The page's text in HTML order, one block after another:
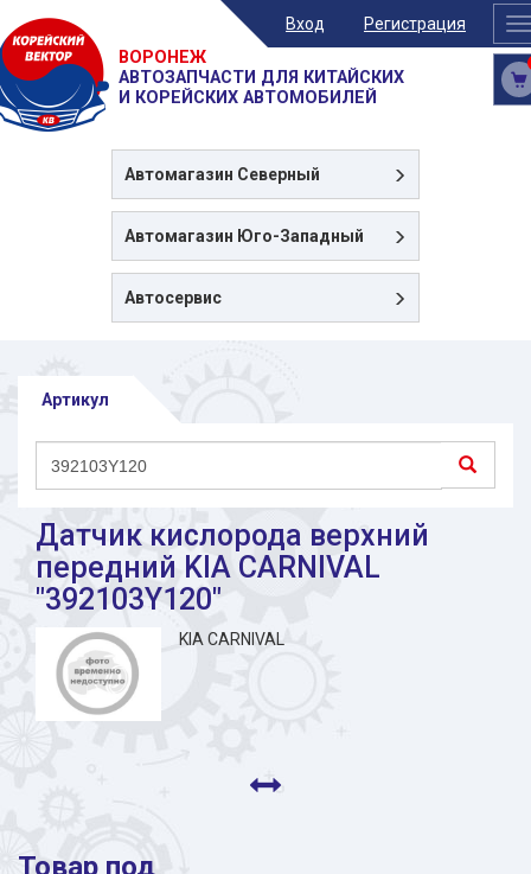
Вход Регистрация
ВОРОНЕЖ
АВТОЗАПЧАСТИ ДЛЯ КИТАЙСКИХ
И КОРЕЙСКИХ АВТОМОБИЛЕЙ
Автомагазин Северный
Автомагазин Юго-Западный
Автосервис
Артикул
Датчик кислорода верхний
передний KIA CARNIVAL
"392103Y120"
KIA CARNIVAL
Товар под